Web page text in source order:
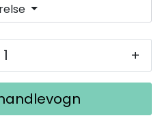
+